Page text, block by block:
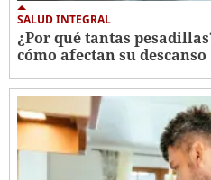
SALUD INTEGRAL
¿Por qué tantas
cómo afectan su descanso